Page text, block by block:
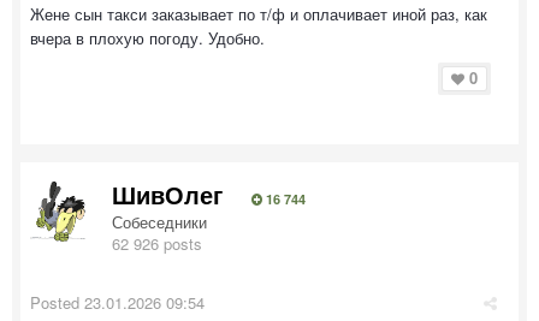
Жене сын такси заказывает по т/ф и оплачивает иной раз, как
вчера в плохую погоду. Удобно.
0
ШивОлег 16 744
Собеседники
62 926 posts
Posted 23.01.2026 09:54